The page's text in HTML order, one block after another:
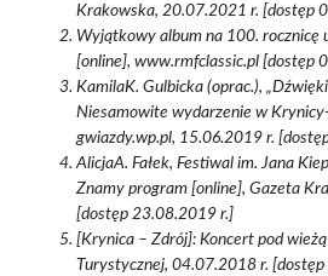
Krakowska, 20.07.2021 r. [dostęp
Wyjątkowy album na 100. rocznicę
[online], www.rmfclassic.pl [dostęp
KamilaK. Gulbicka (oprac.),
Niesamowite wydarzenie w
gwiazdy.wp.pl, 15.06.2019 r.
AlicjaA. Fałek, Festiwal im. Jana
Znamy program [online], Gazeta
[dostęp 23.08.2019 r.]
[Krynica – Zdrój]: Koncert pod
Turystycznej, 04.07.2018 r.